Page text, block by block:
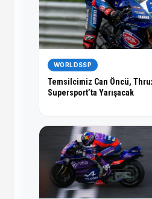
WORLDSSP
Temsilcimiz Can Öncü,
Supersport’ta Yarışacak